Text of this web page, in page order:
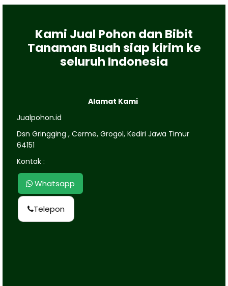
Kami Jual Pohon dan Bibit
Tanaman Buah siap kirim ke
seluruh Indonesia
Alamat Kami
Jualpohon.id
Dsn Gringging , Cerme, Grogol, Kediri Jawa Timur
64151
Kontak :
Whatsapp
Telepon